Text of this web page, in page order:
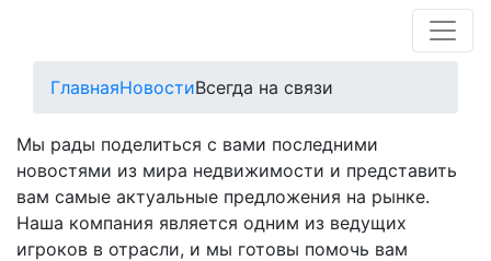
ГлавнаяНовостиВсегда на связи
Мы рады поделиться с вами последними
новостями из мира недвижимости и представить
вам самые актуальные предложения на рынке.
Наша компания является одним из ведущих
игроков в отрасли, и мы готовы помочь вам